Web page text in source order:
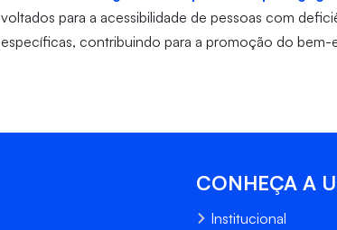
voltados para a acessibilidade de pessoas com
específicas, contribuindo para a promoção do
CONHEÇA A
Institucional